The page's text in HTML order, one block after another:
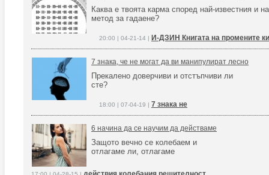
Каква е твоята карма според най-известния и
метод за гадаене?
20:00 | 04-21-14 | И-ДЗИН Книгата на промените
7 знака, че не могат да ви манипулират лесно
Прекалено доверчиви и отстъпчиви ли
сте?
18:00 | 07-04-19 | 7 знака не
6 начина да се научим да действаме
Защото вечно се колебаем и
отлагаме ли, отлагаме